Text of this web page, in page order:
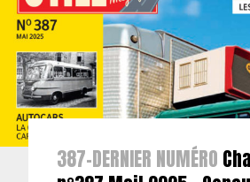
387-DERNIER NUMÉRO